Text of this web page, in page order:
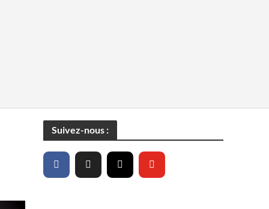
Suivez-nous :